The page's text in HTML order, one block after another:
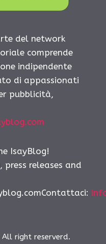
del network
comprende
indipendente
di appassionati
pubblicità,
IsayBlog!
releases and
:
right reserverd.